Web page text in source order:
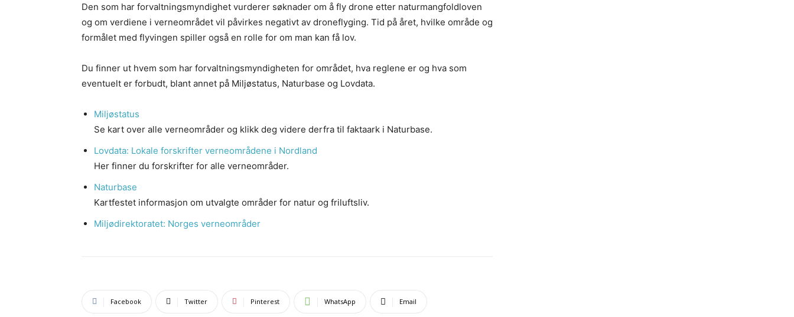
Den som har forvaltningsmyndighet vurderer søknader om å fly drone etter naturmangfoldloven
og om verdiene i verneområdet vil påvirkes negativt av droneflyging. Tid på året, hvilke område og
formålet med flyvingen spiller også en rolle for om man kan få lov.
Du finner ut hvem som har forvaltningsmyndigheten for området, hva reglene er og hva som
eventuelt er forbudt, blant annet på Miljøstatus, Naturbase og Lovdata.
Miljøstatus
Se kart over alle verneområder og klikk deg videre derfra til faktaark i Naturbase.
Lovdata: Lokale forskrifter verneområdene i Nordland
Her finner du forskrifter for alle verneområder.
Naturbase
Kartfestet informasjon om utvalgte områder for natur og friluftsliv.
Miljødirektoratet: Norges verneområder
Facebook Twitter Pinterest WhatsApp Email